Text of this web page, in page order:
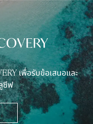
เพื่อรับข้อเสนอและ
ซีฟ